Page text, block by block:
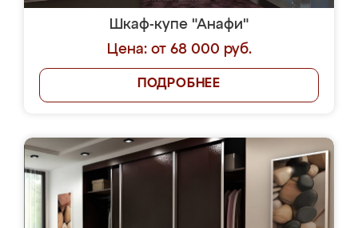
Шкаф-купе "Анафи"
Цена: от 68 000 руб.
ПОДРОБНЕЕ